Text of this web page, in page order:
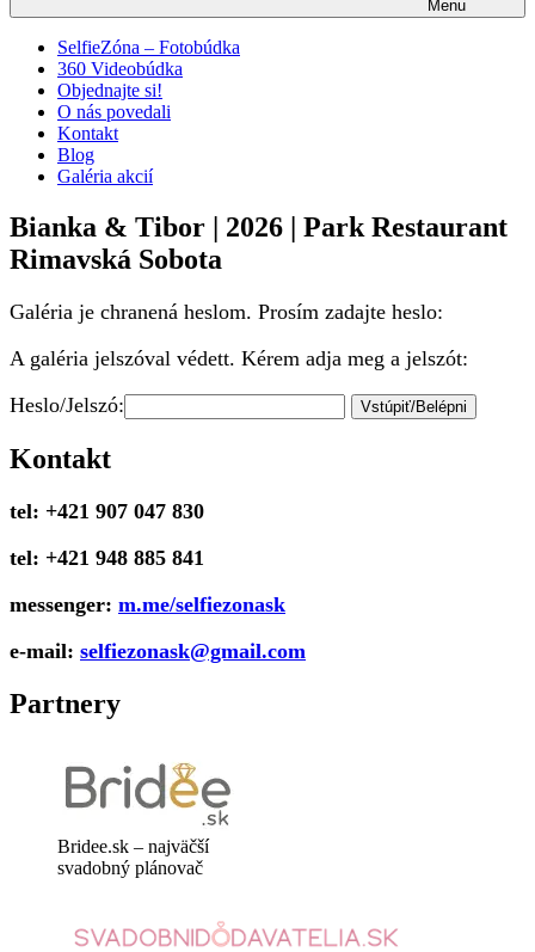
Menu
SelfieZóna – Fotobúdka
360 Videobúdka
Objednajte si!
O nás povedali
Kontakt
Blog
Galéria akcií
Bianka & Tibor | 2026 | Park Restaurant
Rimavská Sobota
Galéria je chranená heslom. Prosím zadajte heslo:
A galéria jelszóval védett. Kérem adja meg a jelszót:
Heslo/Jelszó:
Kontakt
tel: +421 907 047 830
tel: +421 948 885 841
messenger: m.me/selfiezonask
e-mail: selfiezonask@gmail.com
Partnery
Bridee.sk – najväčší
svadobný plánovač